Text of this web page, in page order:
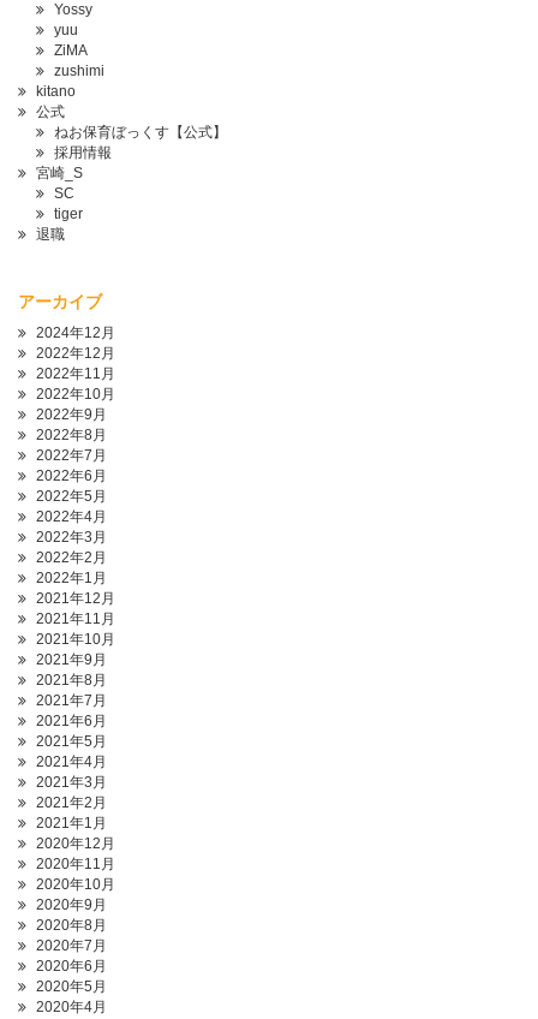
Yossy
yuu
ZiMA
zushimi
kitano
公式
ねお保育ぼっくす【公式】
採用情報
宮崎_S
SC
tiger
退職
アーカイブ
2024年12月
2022年12月
2022年11月
2022年10月
2022年9月
2022年8月
2022年7月
2022年6月
2022年5月
2022年4月
2022年3月
2022年2月
2022年1月
2021年12月
2021年11月
2021年10月
2021年9月
2021年8月
2021年7月
2021年6月
2021年5月
2021年4月
2021年3月
2021年2月
2021年1月
2020年12月
2020年11月
2020年10月
2020年9月
2020年8月
2020年7月
2020年6月
2020年5月
2020年4月